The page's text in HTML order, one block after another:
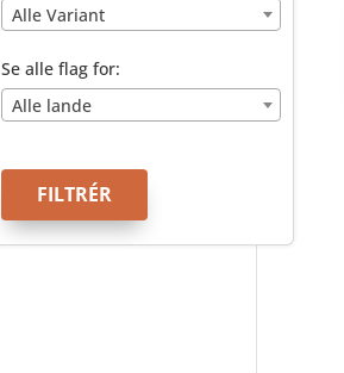
Alle Variant
Se alle flag for:
Alle lande
FILTRÉR